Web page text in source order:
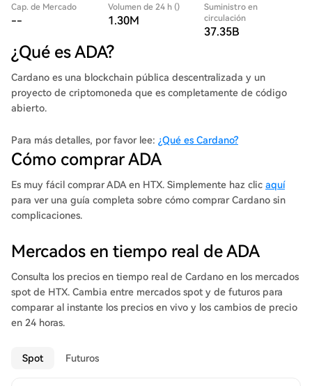
Cap. de Mercado
--
Volumen de 24 h ()
1.30M
Suministro en
circulación
37.35B
¿Qué es ADA?
Cardano es una blockchain pública descentralizada y un
proyecto de criptomoneda que es completamente de código
abierto.
Para más detalles, por favor lee: ¿Qué es Cardano?
Cómo comprar ADA
Es muy fácil comprar ADA en HTX. Simplemente haz clic aquí
para ver una guía completa sobre cómo comprar Cardano sin
complicaciones.
Mercados en tiempo real de ADA
Consulta los precios en tiempo real de Cardano en los mercados
spot de HTX. Cambia entre mercados spot y de futuros para
comparar al instante los precios en vivo y los cambios de precio
en 24 horas.
Spot Futuros